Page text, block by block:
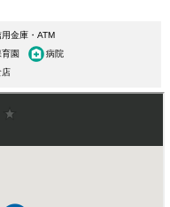
金庫・ATM
園
病院
店